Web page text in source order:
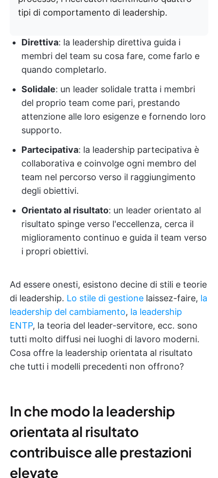
tipi di comportamento di leadership.
Direttiva: la leadership direttiva guida i
membri del team su cosa fare, come farlo e
quando completarlo.
Solidale: un leader solidale tratta i membri
del proprio team come pari, prestando
attenzione alle loro esigenze e fornendo loro
supporto.
Partecipativa: la leadership partecipativa è
collaborativa e coinvolge ogni membro del
team nel percorso verso il raggiungimento
degli obiettivi.
Orientato al risultato: un leader orientato al
risultato spinge verso l'eccellenza, cerca il
miglioramento continuo e guida il team verso
i propri obiettivi.
Ad essere onesti, esistono decine di stili e teorie
di leadership. Lo stile di gestione laissez-faire, la
leadership del cambiamento, la leadership
ENTP, la teoria del leader-servitore, ecc. sono
tutti molto diffusi nei luoghi di lavoro moderni.
Cosa offre la leadership orientata al risultato
che tutti i modelli precedenti non offrono?
In che modo la leadership
orientata al risultato
contribuisce alle prestazioni
elevate